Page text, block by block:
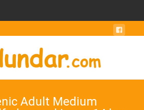
Adult Medium